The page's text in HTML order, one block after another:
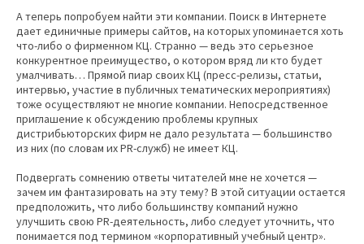
А теперь попробуем найти эти компании. Поиск в Интернете
дает единичные примеры сайтов, на которых упоминается хоть
что-либо о фирменном КЦ. Странно — ведь это серьезное
конкурентное преимущество, о котором вряд ли кто будет
умалчивать… Прямой пиар своих КЦ (пресс-релизы, статьи,
интервью, участие в публичных тематических мероприятиях)
тоже осуществляют не многие компании. Непосредственное
приглашение к обсуждению проблемы крупных
дистрибьюторских фирм не дало результата — большинство
из них (по словам их PR-служб) не имеет КЦ.
Подвергать сомнению ответы читателей мне не хочется —
зачем им фантазировать на эту тему? В этой ситуации остается
предположить, что либо большинству компаний нужно
улучшить свою PR-деятельность, либо следует уточнить, что
понимается под термином «корпоративный учебный центр».